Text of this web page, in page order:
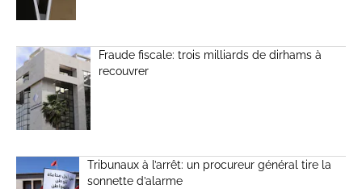
Fraude fiscale: trois milliards de dirhams à
recouvrer
Tribunaux à l’arrêt: un procureur général tire la
sonnette d’alarme